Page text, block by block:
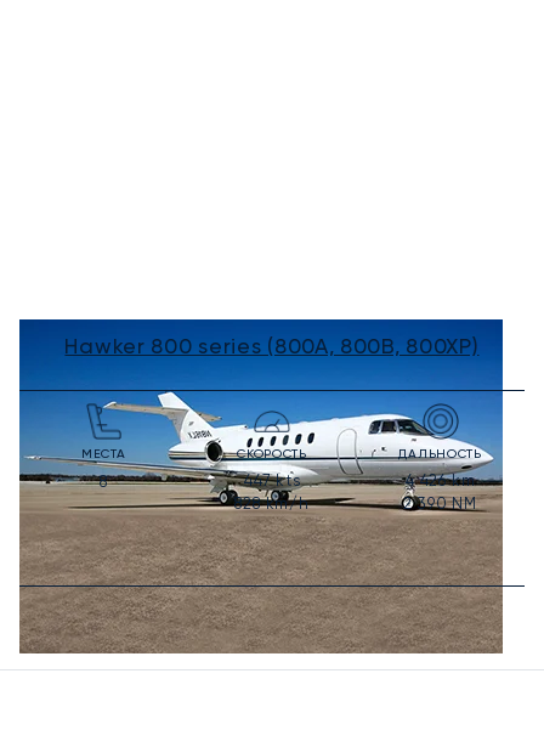
Hawker 800 series (800A, 800B, 800XP)
МЕСТА
8
СКОРОСТЬ
447kts
828km/h
ДАЛЬНОСТЬ
4 426km
2 390NM